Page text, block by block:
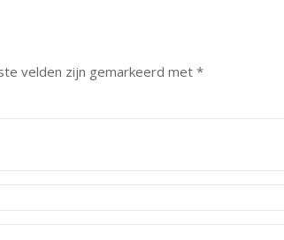
velden zijn gemarkeerd met*